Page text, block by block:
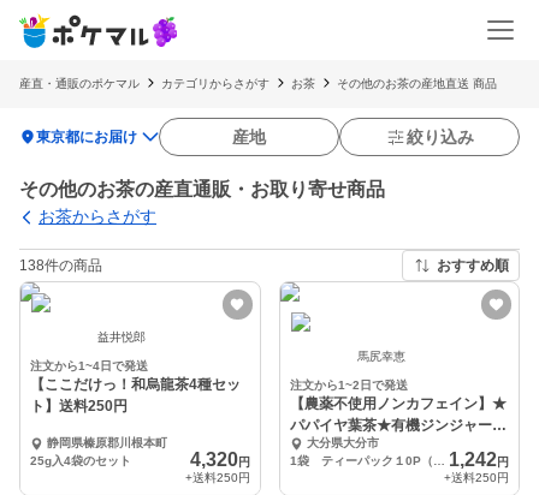
産直・通販のポケマル カテゴリからさがす お茶 その他のお茶の産地直送 商品
location_on東京都にお届け 産地 絞り込み
その他のお茶の産直通販・お取り寄せ商品
お茶からさがす
138件の商品 おすすめ順
益井悦郎
注文から1~4日で発送
【ここだけっ！和烏龍茶4種セッ
ト】送料250円
静岡県榛原郡川根本町
25g入4袋のセット
4,320円
+送料250円
馬尻幸恵
注文から1~2日で発送
【農薬不使用ノンカフェイン】★
パパイヤ葉茶★有機ジンジャー入
り 大分県大分市
1,242円
+送料250円